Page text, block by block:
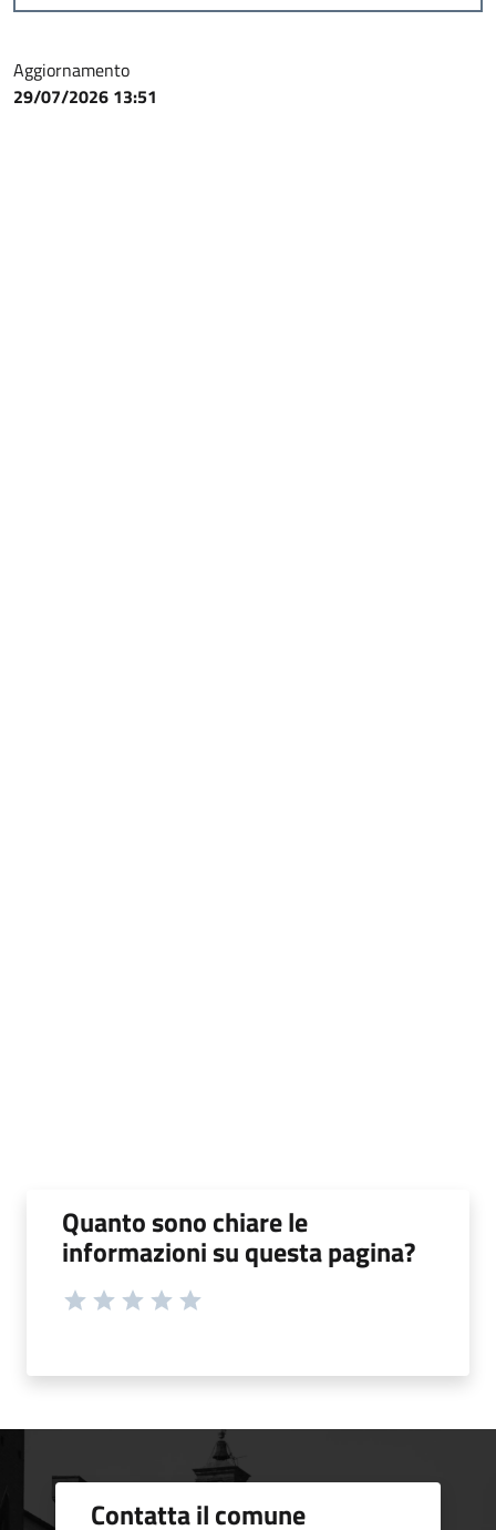
Aggiornamento
29/07/2026 13:51
Quanto sono chiare le
informazioni su questa pagina?
Contatta il comune